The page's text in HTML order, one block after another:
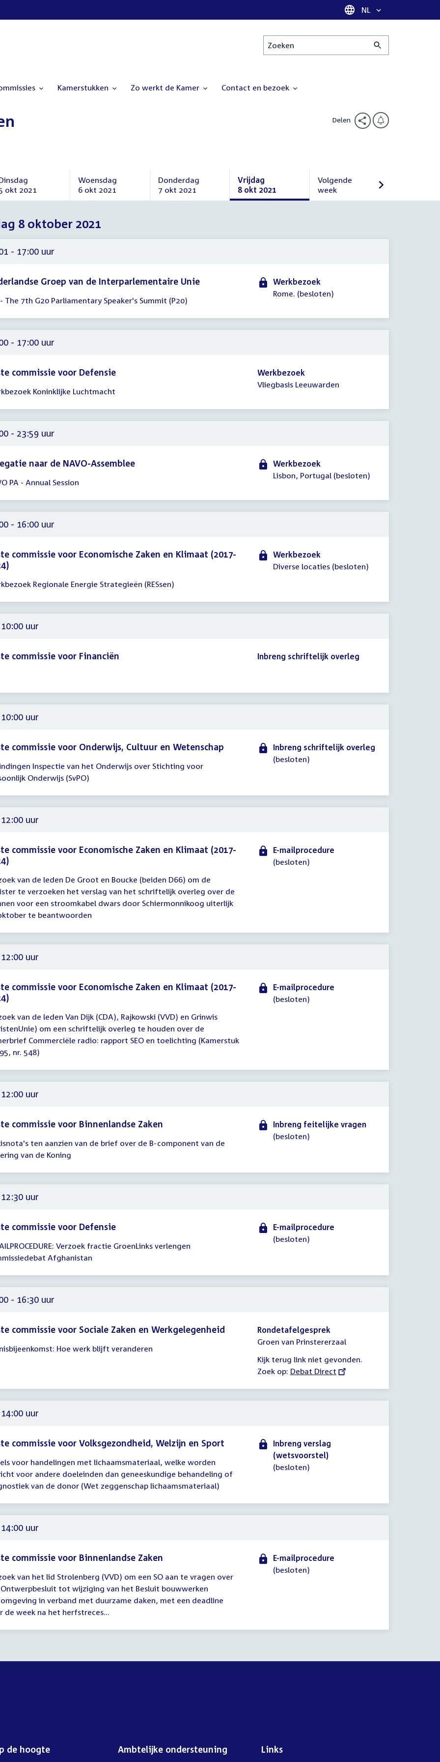
Taal selectie
NL
Zoeken
Kamerstukken Zo werkt de Kamer Contact en bezoek
Delen
okt 2021
Woensdag
6 okt 2021
Woensdag
oktober
2021
Donderdag
7 okt 2021
Donderdag
Vrijdag
8 okt 2021
Vrijdag
Volgende
week
Volgende
8 oktober 2021
- 17:00 uur
Groep van de Interparlementaire Unie
- The 7th G20 Parliamentary Speaker's Summit (P20)
Werkbezoek
Rome. (besloten)
- 17:00 uur
commissie voor Defensie
Koninklijke Luchtmacht
Werkbezoek
Vliegbasis Leeuwarden
- 23:59 uur
naar de NAVO-Assemblee
PA - Annual Session
Werkbezoek
Lisbon, Portugal (besloten)
- 16:00 uur
commissie voor Economische Zaken en Klimaat (2017-
Regionale Energie Strategieën (RESsen)
Werkbezoek
Diverse locaties (besloten)
uur
commissie voor Financiën Inbreng schriftelijk overleg
uur
commissie voor Onderwijs, Cultuur en Wetenschap
Inspectie van het Onderwijs over Stichting voor
Onderwijs (SvPO)
Inbreng schriftelijk overleg
(besloten)
uur
commissie voor Economische Zaken en Klimaat (2017-
van de leden De Groot en Boucke (beiden D66) om de
te verzoeken het verslag van het schriftelijk overleg over de
voor een stroomkabel dwars door Schiermonnikoog uiterlijk
te beantwoorden
E-mailprocedure
(besloten)
uur
commissie voor Economische Zaken en Klimaat (2017-
van de leden Van Dijk (CDA), Rajkowski (VVD) en Grinwis
om een schriftelijk overleg te houden over de
Commerciële radio: rapport SEO en toelichting (Kamerstuk
nr. 548)
E-mailprocedure
(besloten)
uur
commissie voor Binnenlandse Zaken
ten aanzien van de brief over de B-component van de
van de Koning
Inbreng feitelijke vragen
(besloten)
uur
commissie voor Defensie
Verzoek fractie GroenLinks verlengen
Afghanistan
E-mailprocedure
(besloten)
- 16:30 uur
commissie voor Sociale Zaken en Werkgelegenheid
Hoe werk blijft veranderen
Rondetafelgesprek
Groen van Prinstererzaal
Kijk terug link niet gevonden.
Zoek op: External
Debat Direct
uur
commissie voor Volksgezondheid, Welzijn en Sport
voor handelingen met lichaamsmateriaal, welke worden
voor andere doeleinden dan geneeskundige behandeling of
van de donor (Wet zeggenschap lichaamsmateriaal)
Inbreng verslag
(wetsvoorstel)
(besloten)
uur
commissie voor Binnenlandse Zaken
van het lid Strolenberg (VVD) om een SO aan te vragen over
tot wijziging van het Besluit bouwwerken
in verband met duurzame daken, met een deadline
de week na het herfstreces...
E-mailprocedure
(besloten)
de hoogte Ambtelijke ondersteuning Links